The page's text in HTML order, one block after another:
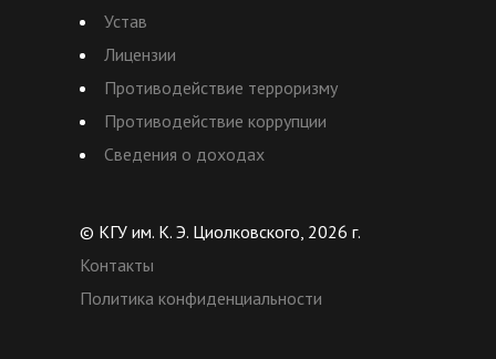
Устав
Лицензии
Противодействие терроризму
Противодействие коррупции
Сведения о доходах
© КГУ им. К. Э. Циолковского, 2026 г.
Контакты
Политика конфиденциальности